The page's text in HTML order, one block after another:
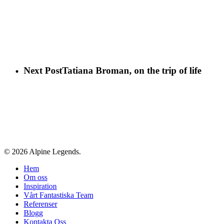
Next PostTatiana Broman, on the trip of life
© 2026 Alpine Legends.
Close
Menu
Hem
Om oss
Inspiration
Vårt Fantastiska Team
Referenser
Blogg
Kontakta Oss